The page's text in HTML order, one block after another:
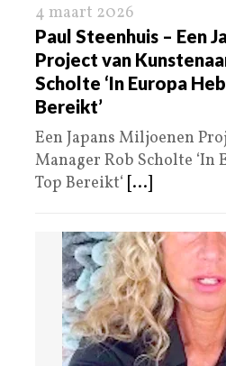
4 maart 2026
Paul Steenhuis – Een
Project van
Scholte ‘In Europa
Bereikt’
Een Japans Miljoenen
Manager Rob Scholte ‘In
Top Bereikt‘ [...]